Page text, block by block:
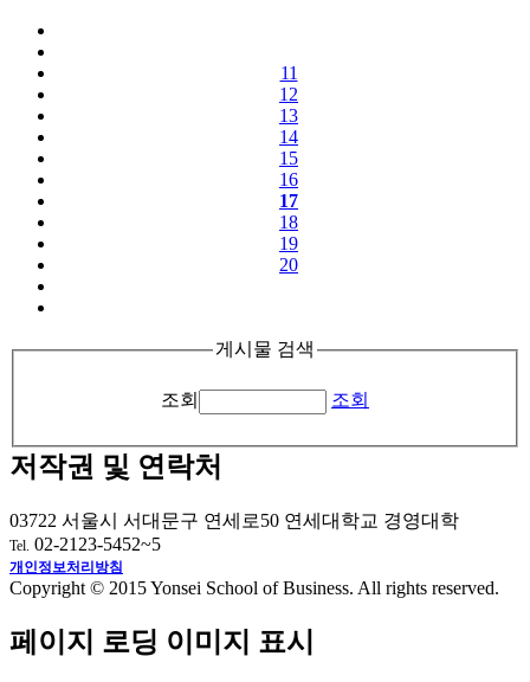
11
12
13
14
15
16
17
18
19
20
게시물 검색
조회 조회
저작권 및 연락처
03722 서울시 서대문구 연세로50 연세대학교 경영대학
Tel. 02-2123-5452~5
개인정보처리방침
Copyright © 2015 Yonsei School of Business. All rights reserved.
페이지 로딩 이미지 표시